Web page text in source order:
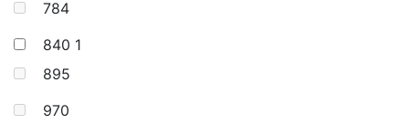
784
840 1
895
970